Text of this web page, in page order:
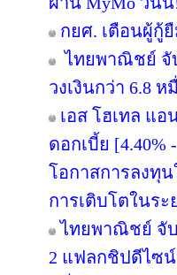
กยศ. เตือนผู้กู้
ไทยพาณิชย์ จั
วงเงินกว่า 6.8
เอส โฮเทล แ
ดอกเบี้ย [4.40%
โอกาสการลงทุ
การเติบโตในร
ไทยพาณิชย์ จับ
2 แฟลกชิปดีไซน์